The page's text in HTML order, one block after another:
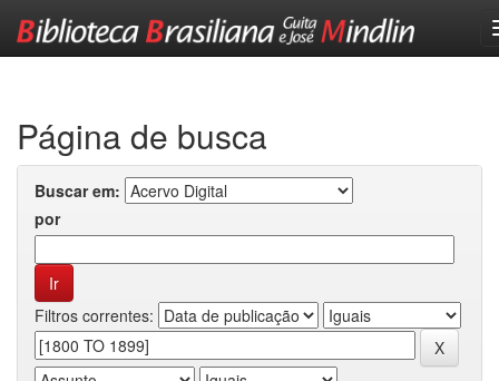
Página de busca
Buscar em:
por
Filtros correntes: